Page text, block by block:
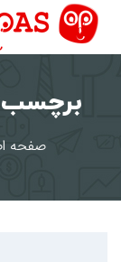
پرش
محتوا
صفحه